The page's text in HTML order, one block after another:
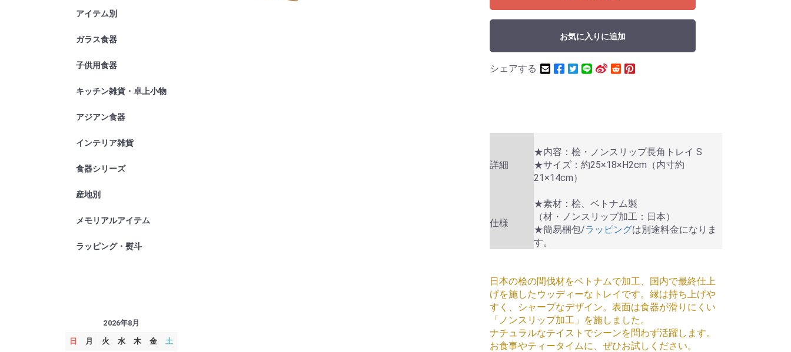
アイテム別
ガラス食器
子供用食器
キッチン雑貨・卓上小物
アジアン食器
インテリア雑貨
食器シリーズ
産地別
メモリアルアイテム
ラッピング・熨斗
2026年8月
日 月 火 水 木 金 土
お気に入りに追加
シェアする
詳細
★内容：桧・ノンスリップ長角トレイ S
★サイズ：約25×18×H2cm（内寸約
21×14cm）
仕様
★素材：桧、ベトナム製
（材・ノンスリップ加工：日本）
★簡易梱包/ラッピングは別途料金になりま
す。
日本の桧の間伐材をベトナムで加工、国内で最終仕上
げを施したウッディーなトレイです。縁は持ち上げや
すく、シャープなデザイン。表面は食器が滑りにくい
「ノンスリップ加工」を施しました。
ナチュラルなテイストでシーンを問わず活躍します。
お食事やティータイムに、ぜひお試しください。